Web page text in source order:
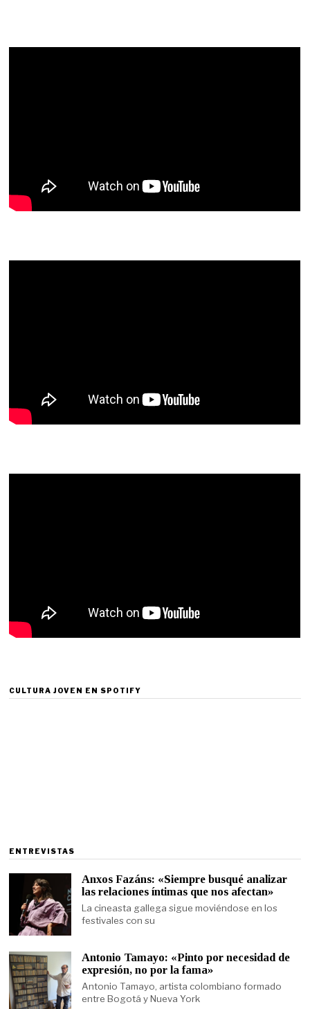
CULTURA JOVEN EN SPOTIFY
ENTREVISTAS
Anxos Fazáns: «Siempre busqué analizar
las relaciones íntimas que nos afectan»
La cineasta gallega sigue moviéndose en los
festivales con su
Antonio Tamayo: «Pinto por necesidad de
expresión, no por la fama»
Antonio Tamayo, artista colombiano formado
entre Bogotá y Nueva York